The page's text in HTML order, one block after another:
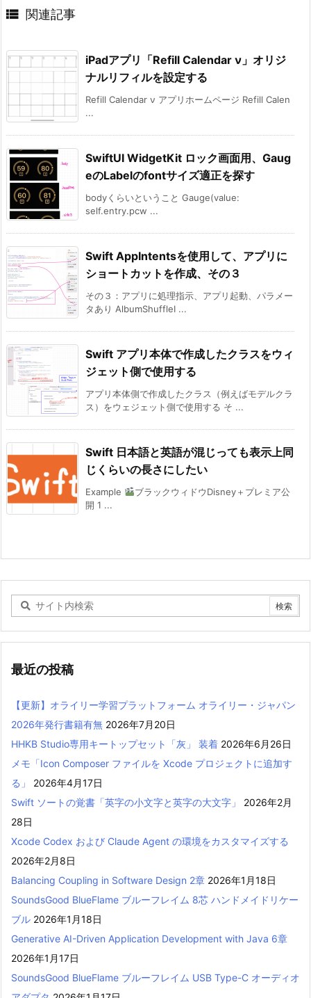
 関連記事
iPadアプリ「Refill Calendar ν」オリジ
ナルリフィルを設定する
Refill Calendar ν アプリホームページ Refill Calen
...
SwiftUI WidgetKit ロック画面用、Gaug
eのLabelのfontサイズ適正を探す
bodyくらいということ Gauge(value:
self.entry.pcw ...
Swift AppIntentsを使用して、アプリに
ショートカットを作成、その３
その３：アプリに処理指示、アプリ起動、パラメー
タあり AlbumShuffleI ...
Swift アプリ本体で作成したクラスをウィ
ジェット側で使用する
アプリ本体側で作成したクラス（例えばモデルクラ
ス）をウェジェット側で使用する そ ...
Swift 日本語と英語が混じっても表示上同
じくらいの長さにしたい
Example
ブラックウィドウDisney＋プレミア公
開 1 ...
最近の投稿
【更新】オライリー学習プラットフォーム オライリー・ジャパン
2026年発行書籍有無 2026年7月20日
HHKB Studio専用キートップセット「灰」 装着 2026年6月26日
メモ「Icon Composer ファイルを Xcode プロジェクトに追加す
る」
2026年4月17日
Swift ソートの覚書「英字の小文字と英字の大文字」
2026年2月
28日
Xcode Codex および Claude Agent の環境をカスタマイズする
2026年2月8日
Balancing Coupling in Software Design 2章 2026年1月18日
SoundsGood BlueFlame ブルーフレイム 8芯 ハンドメイドリケー
ブル 2026年1月18日
Generative AI-Driven Application Development with Java 6章
2026年1月17日
SoundsGood BlueFlame ブルーフレイム USB Type-C オーディオ